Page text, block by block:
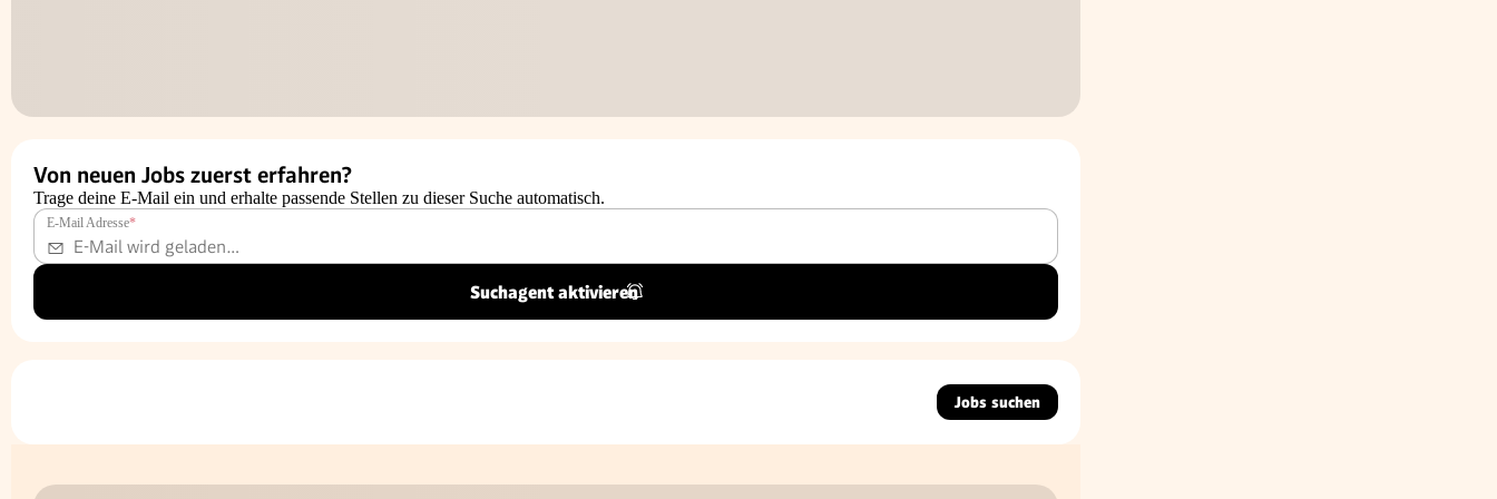
Von neuen Jobs zuerst erfahren?
Trage deine E-Mail ein und erhalte passende Stellen zu dieser Suche automatisch.
E-Mail Adresse*
Suchagent aktivieren
Jobs suchen